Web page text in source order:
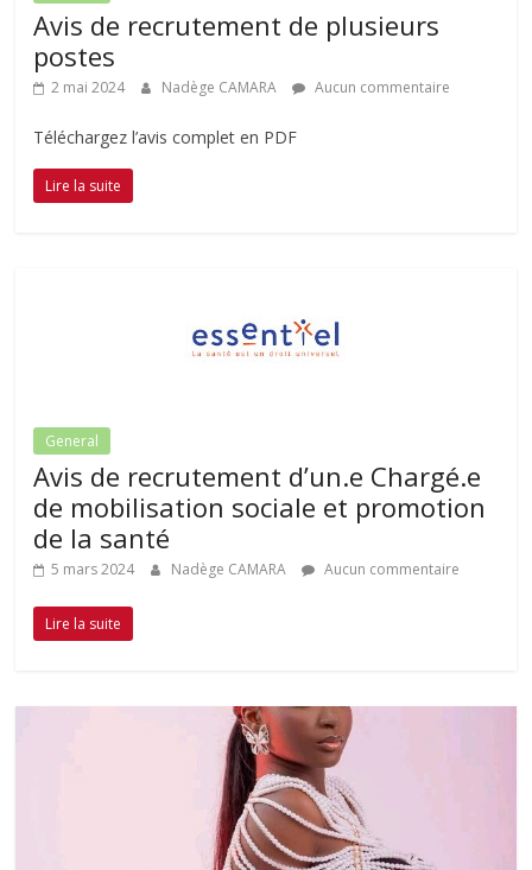
Avis de recrutement de plusieurs
postes
2 mai 2024 Nadège CAMARA Aucun commentaire
Téléchargez l’avis complet en PDF
Lire la suite
General
Avis de recrutement d’un.e Chargé.e
de mobilisation sociale et promotion
de la santé
5 mars 2024 Nadège CAMARA Aucun commentaire
Lire la suite